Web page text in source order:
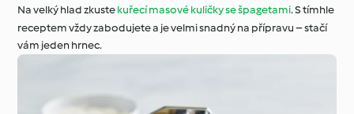
Na velký hlad zkustekuřecí masové kuličky se špagetami. S tímhle
receptem vždy zabodujete a je velmi snadný na přípravu – stačí
vám jeden hrnec.